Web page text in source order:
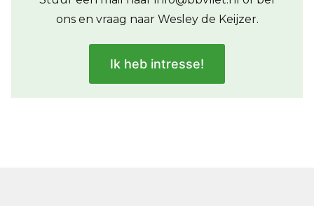
ons en vraag naar Wesley de Keijzer.
Ik heb intresse!